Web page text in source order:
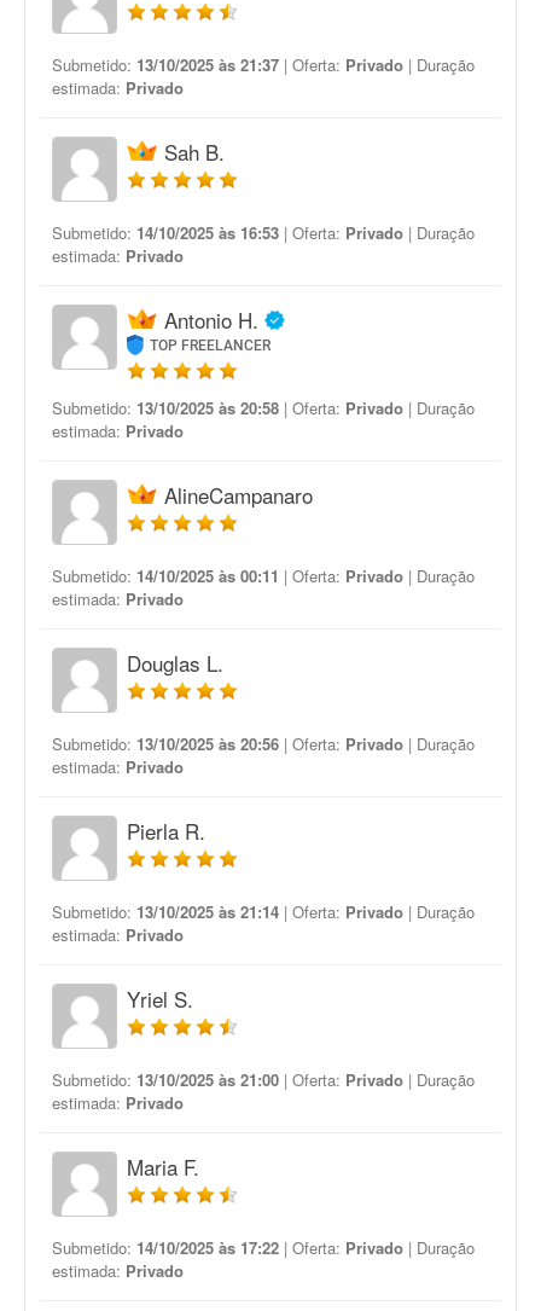
Submetido: 13/10/2025 às 21:37 | Oferta: Privado | Duração
estimada: Privado
Sah B.
Submetido: 14/10/2025 às 16:53 | Oferta: Privado | Duração
estimada: Privado
Antonio H.
TOP FREELANCER
Submetido: 13/10/2025 às 20:58 | Oferta: Privado | Duração
estimada: Privado
AlineCampanaro
Submetido: 14/10/2025 às 00:11 | Oferta: Privado | Duração
estimada: Privado
Douglas L.
Submetido: 13/10/2025 às 20:56 | Oferta: Privado | Duração
estimada: Privado
Pierla R.
Submetido: 13/10/2025 às 21:14 | Oferta: Privado | Duração
estimada: Privado
Yriel S.
Submetido: 13/10/2025 às 21:00 | Oferta: Privado | Duração
estimada: Privado
Maria F.
Submetido: 14/10/2025 às 17:22 | Oferta: Privado | Duração
estimada: Privado